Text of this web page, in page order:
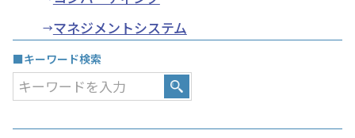
マネジメントシステム
■キーワード検索